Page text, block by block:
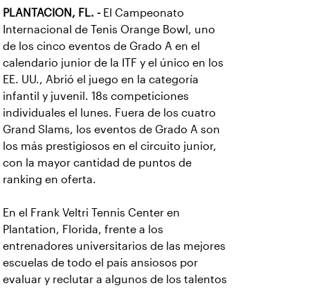
PLANTACION, FL. - El Campeonato
Internacional de Tenis Orange Bowl, uno
de los cinco eventos de Grado A en el
calendario junior de la ITF y el único en los
EE. UU., Abrió el juego en la categoría
infantil y juvenil. 18s competiciones
individuales el lunes. Fuera de los cuatro
Grand Slams, los eventos de Grado A son
los más prestigiosos en el circuito junior,
con la mayor cantidad de puntos de
ranking en oferta.
En el Frank Veltri Tennis Center en
Plantation, Florida, frente a los
entrenadores universitarios de las mejores
escuelas de todo el país ansiosos por
evaluar y reclutar a algunos de los talentos